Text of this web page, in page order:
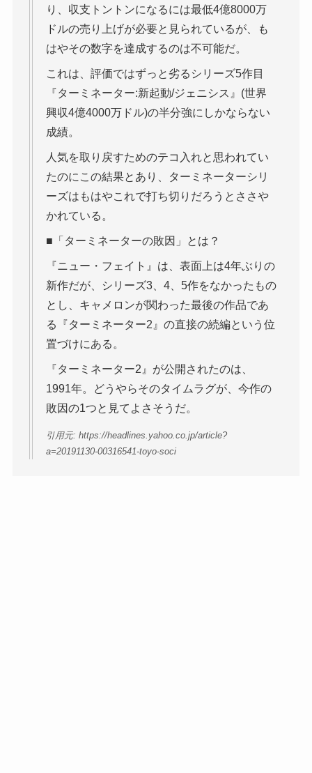
り、収支トントンになるには最低4億8000万
ドルの売り上げが必要と見られているが、も
はやその数字を達成するのは不可能だ。
これは、評価ではずっと劣るシリーズ5作目
『ターミネーター:新起動/ジェニシス』(世界
興収4億4000万ドル)の半分強にしかならない
成績。
人気を取り戻すためのテコ入れと思われてい
たのにこの結果とあり、ターミネーターシリ
ーズはもはやこれで打ち切りだろうとささや
かれている。
■「ターミネーターの敗因」とは？
『ニュー・フェイト』は、表面上は4年ぶりの
新作だが、シリーズ3、4、5作をなかったもの
とし、キャメロンが関わった最後の作品であ
る『ターミネーター2』の直接の続編という位
置づけにある。
『ターミネーター2』が公開されたのは、
1991年。どうやらそのタイムラグが、今作の
敗因の1つと見てよさそうだ。
引用元: https://headlines.yahoo.co.jp/article?
a=20191130-00316541-toyo-soci